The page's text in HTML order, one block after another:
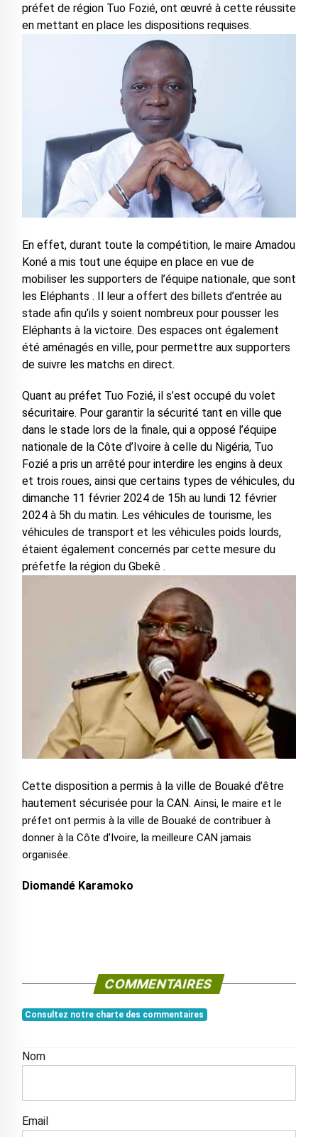
préfet de région Tuo Fozié, ont œuvré à cette réussite
en mettant en place les dispositions requises.
En effet, durant toute la compétition, le maire Amadou
Koné a mis tout une équipe en place en vue de
mobiliser les supporters de l’équipe nationale, que sont
les Eléphants . Il leur a offert des billets d’entrée au
stade afin qu’ils y soient nombreux pour pousser les
Eléphants à la victoire. Des espaces ont également
été aménagés en ville, pour permettre aux supporters
de suivre les matchs en direct.
Quant au préfet Tuo Fozié, il s’est occupé du volet
sécuritaire. Pour garantir la sécurité tant en ville que
dans le stade lors de la finale, qui a opposé l’équipe
nationale de la Côte d’Ivoire à celle du Nigéria, Tuo
Fozié a pris un arrêté pour interdire les engins à deux
et trois roues, ainsi que certains types de véhicules, du
dimanche 11 février 2024 de 15h au lundi 12 février
2024 à 5h du matin. Les véhicules de tourisme, les
véhicules de transport et les véhicules poids lourds,
étaient également concernés par cette mesure du
préfetfe la région du Gbekê .
Cette disposition a permis à la ville de Bouaké d’être
hautement sécurisée pour la CAN. Ainsi, le maire et le
préfet ont permis à la ville de Bouaké de contribuer à
donner à la Côte d’Ivoire, la meilleure CAN jamais
organisée.
Diomandé Karamoko
COMMENTAIRES
Consultez notre charte des commentaires
Nom
Email